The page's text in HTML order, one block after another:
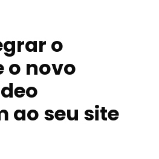
o
o novo
ao seu site